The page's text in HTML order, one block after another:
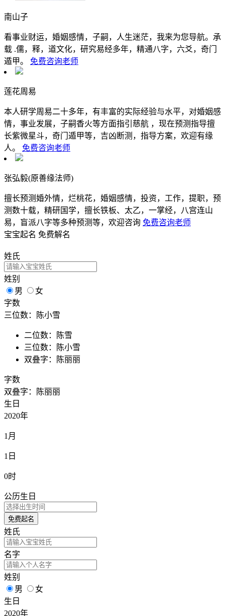
南山子
看事业财运，婚姻感情，子嗣，人生迷茫，我来为您导航。承
载 .儒，释，道文化，研究易经多年，精通八字，六爻，奇门
遁甲。
免费咨询老师
莲花周易
本人研学周易二十多年，有丰富的实际经验与水平，对婚姻感
情，事业发展，子嗣香火等方面指引慈航 ，现在预测指导擅
长紫微星斗，奇门遁甲等，吉凶断测，指导方案，欢迎有缘
人。
免费咨询老师
张弘毅(原善缘法师)
擅长预测婚外情，烂桃花，婚姻感情，投资，工作，提职，预
测数十载，精研国学，擅长铁板、太乙，一掌经，八宫连山
易，盲派八字等多种预测等，欢迎咨询 免费咨询老师
宝宝起名 免费解名
姓氏
姓别
男
女
字数
三位数：陈小雪
二位数：陈雪
三位数：陈小雪
双叠字：陈丽丽
字数
双叠字：陈丽丽
生日
2020年
1月
1日
0时
公历生日
免费起名
姓氏
名字
姓别
男
女
生日
2020年